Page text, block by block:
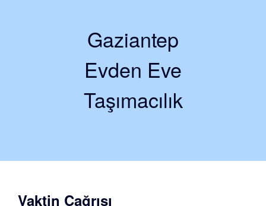
Gaziantep
Evden Eve
Taşımacılık
Vaktin Çağrısı